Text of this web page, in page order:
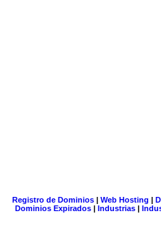
Registro de Dominios| Web Hosting |
Dominios Expirados | Industrias |